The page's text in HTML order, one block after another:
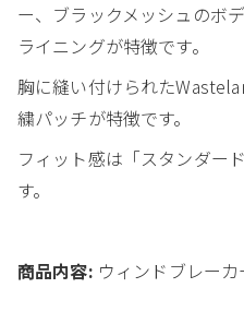
ー、ブラックメッシュのボ
ライニングが特徴です。
胸に縫い付けられた
繍パッチが特徴です。
フィット感は「スタンダー
す。
商品内容: ウィンドブレーカ